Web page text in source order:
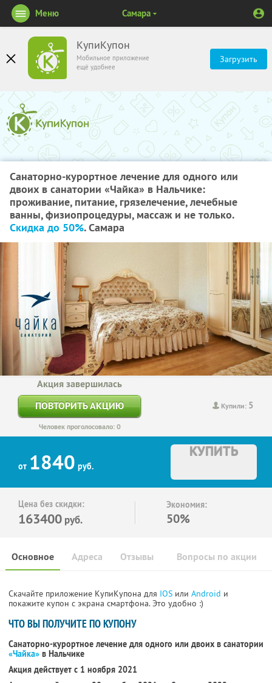
КупиКупон
Мобильное приложение
ещё удобнее
Загрузить
Меню Самара
Санаторно-курортное лечение для одного или
двоих в санатории «Чайка» в Нальчике:
проживание, питание, грязелечение, лечебные
ванны, физиопроцедуры, массаж и не только.
Скидка до 50%. Самара
Купили: 5
Акция завершилась
ПОВТОРИТЬ АКЦИЮ
Человек проголосовало: 0
от 1840 руб.
КУПИТЬ
Цена без скидки:
163400 руб.
Экономия:
50%
Основное Отзывы Вопросы по акции
Адреса
Скачайте приложение КупиКупона для IOS или Android и
покажите купон с экрана смартфона. Это удобно :)
ЧТО ВЫ ПОЛУЧИТЕ ПО КУПОНУ
Санаторно-курортное лечение для одного или двоих в санатории
«Чайка» в Нальчике
Акция действует с 1 ноября 2021